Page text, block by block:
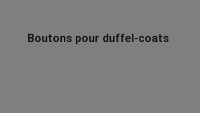
Boutons pour duffel-coats